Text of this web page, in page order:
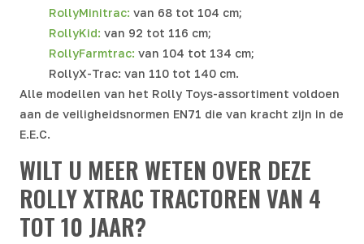
RollyMinitrac: van 68 tot 104 cm;
RollyKid: van 92 tot 116 cm;
RollyFarmtrac: van 104 tot 134 cm;
RollyX-Trac: van 110 tot 140 cm.
Alle modellen van het Rolly Toys-assortiment voldoen
aan de veiligheidsnormen EN71 die van kracht zijn in de
E.E.C.
WILT U MEER WETEN OVER DEZE
ROLLY XTRAC TRACTOREN VAN 4
TOT 10 JAAR?